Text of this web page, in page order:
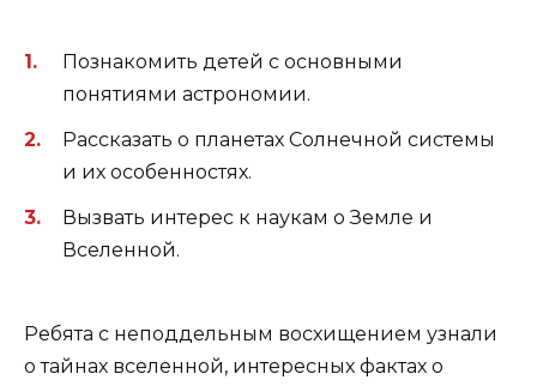
Познакомить детей с основными
понятиями астрономии.
Рассказать о планетах Солнечной системы
и их особенностях.
Вызвать интерес к наукам о Земле и
Вселенной.
Ребята с неподдельным восхищением узнали
о тайнах вселенной, интересных фактах о